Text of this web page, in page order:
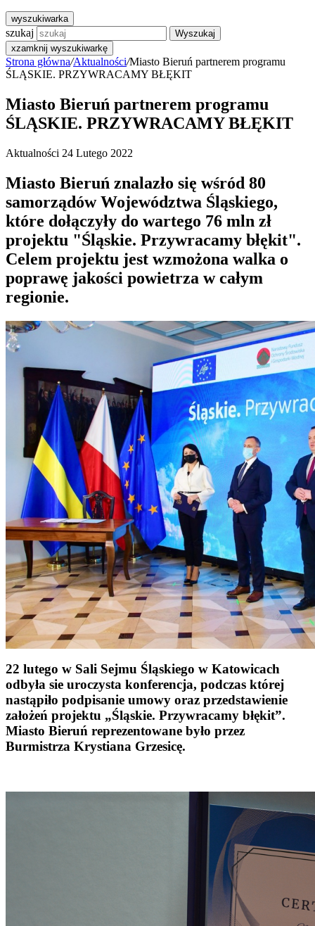
wyszukiwarka
szukaj
Wyszukaj
xzamknij wyszukiwarkę
Strona główna/Aktualności/Miasto Bieruń partnerem programu
ŚLĄSKIE. PRZYWRACAMY BŁĘKIT
Miasto Bieruń partnerem programu
ŚLĄSKIE. PRZYWRACAMY BŁĘKIT
Aktualności 24 Lutego 2022
Miasto Bieruń znalazło się wśród 80
samorządów Województwa Śląskiego,
które dołączyły do wartego 76 mln zł
projektu "Śląskie. Przywracamy błękit".
Celem projektu jest wzmożona walka o
poprawę jakości powietrza w całym
regionie.
22 lutego w Sali Sejmu Śląskiego w Katowicach
odbyła sie uroczysta konferencja, podczas której
nastąpiło podpisanie umowy oraz przedstawienie
założeń projektu „Śląskie. Przywracamy błękit”.
Miasto Bieruń reprezentowane było przez
Burmistrza Krystiana Grzesicę.